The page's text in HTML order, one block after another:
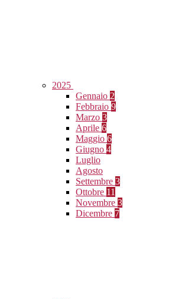
2025
Gennaio 2
Febbraio 9
Marzo 3
Aprile 6
Maggio 6
Giugno 4
Luglio
Agosto
Settembre 3
Ottobre 11
Novembre 3
Dicembre 7